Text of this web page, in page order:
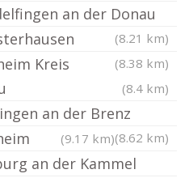
an der Donau
(8.21 km)
(8.38 km)
Kreis
(8.4 km)
an der Brenz
(8.62 km)
(9.17 km)
an der Kammel